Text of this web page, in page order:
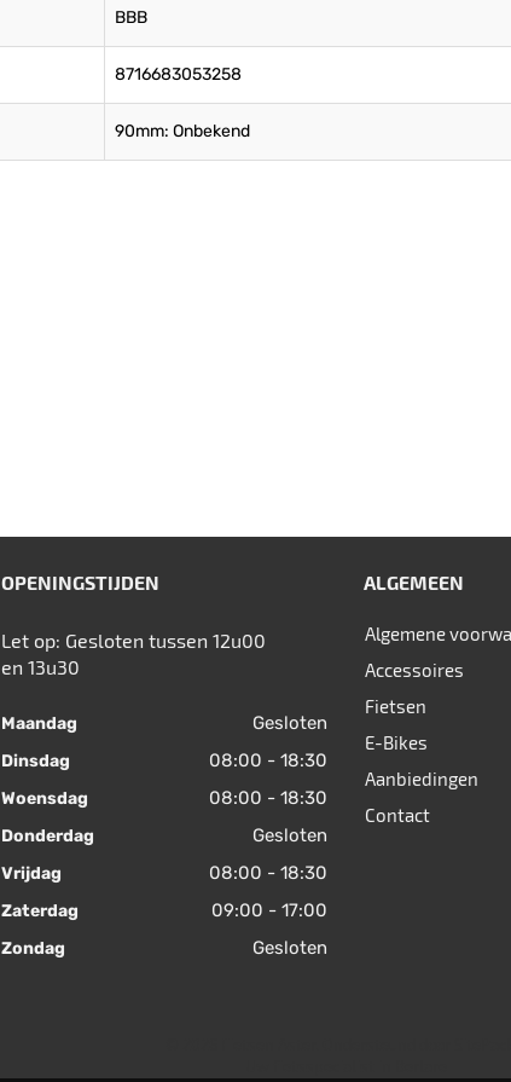
BBB
8716683053258
90mm: Onbekend
OPENINGSTIJDEN
Let op: Gesloten tussen 12u00
en 13u30
Maandag Gesloten
Dinsdag 08:00 - 18:30
Woensdag 08:00 - 18:30
Donderdag Gesloten
Vrijdag 08:00 - 18:30
Zaterdag 09:00 - 17:00
Zondag Gesloten
ALGEMEEN
Algemene
Accessoires
Fietsen
E-Bikes
Aanbiedingen
Contact